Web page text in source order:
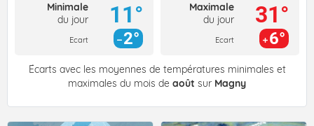
Minimale
du jour
Ecart
11°
2°
Maximale
du jour
Ecart
31°
6°
Écarts avec les moyennes de températures minimales et
maximales du mois de août sur Magny